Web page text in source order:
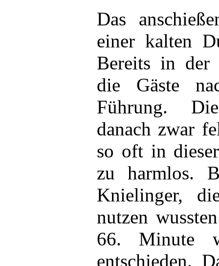
Das
einer kalten
Bereits in der
die Gäste
Führung.
danach zwar
so oft in
zu harmlos.
Knielinger,
nutzen
66. Minute
entschieden.